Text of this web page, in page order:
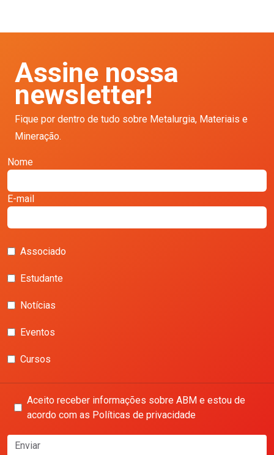
Assine nossa
newsletter!
Fique por dentro de tudo sobre Metalurgia, Materiais e
Mineração.
Nome
E-mail
Associado
Estudante
Notícias
Eventos
Cursos
Aceito receber informações sobre ABM e estou de
acordo com as Políticas de privacidade
Enviar